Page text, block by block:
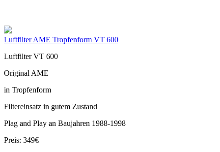
Luftfilter AME Tropfenform VT 600
Luftfilter VT 600
Original AME
in Tropfenform
Filtereinsatz in gutem Zustand
Plag and Play an Baujahren 1988-1998
Preis: 349€